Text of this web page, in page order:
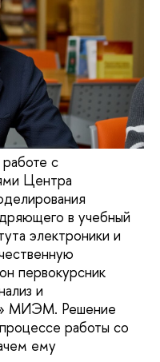
с
Центра
в учебный
электроники и
первокурсник
и
МИЭМ. Решение
работы со
ему